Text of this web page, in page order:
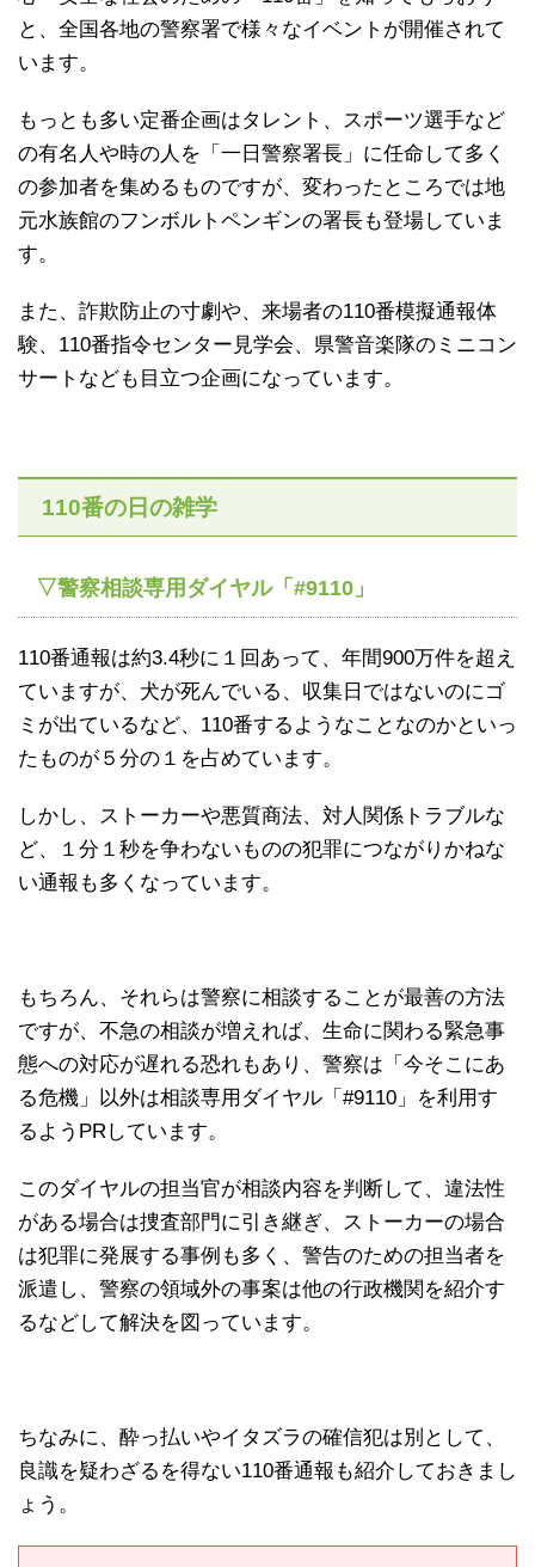
と、全国各地の警察署で様々なイベントが開催されて
います。
もっとも多い定番企画はタレント、スポーツ選手など
の有名人や時の人を「一日警察署長」に任命して多く
の参加者を集めるものですが、変わったところでは地
元水族館のフンボルトペンギンの署長も登場していま
す。
また、詐欺防止の寸劇や、来場者の110番模擬通報体
験、110番指令センター見学会、県警音楽隊のミニコン
サートなども目立つ企画になっています。
110番の日の雑学
▽警察相談専用ダイヤル「#9110」
110番通報は約3.4秒に１回あって、年間900万件を超え
ていますが、犬が死んでいる、収集日ではないのにゴ
ミが出ているなど、110番するようなことなのかといっ
たものが５分の１を占めています。
しかし、ストーカーや悪質商法、対人関係トラブルな
ど、１分１秒を争わないものの犯罪につながりかねな
い通報も多くなっています。
もちろん、それらは警察に相談することが最善の方法
ですが、不急の相談が増えれば、生命に関わる緊急事
態への対応が遅れる恐れもあり、警察は「今そこにあ
る危機」以外は相談専用ダイヤル「#9110」を利用す
るようPRしています。
このダイヤルの担当官が相談内容を判断して、違法性
がある場合は捜査部門に引き継ぎ、ストーカーの場合
は犯罪に発展する事例も多く、警告のための担当者を
派遣し、警察の領域外の事案は他の行政機関を紹介す
るなどして解決を図っています。
ちなみに、酔っ払いやイタズラの確信犯は別として、
良識を疑わざるを得ない110番通報も紹介しておきまし
ょう。